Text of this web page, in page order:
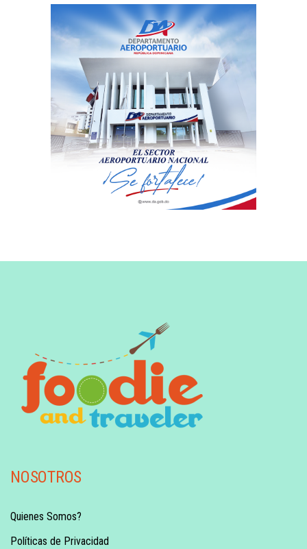
NOSOTROS
Quienes Somos?
Políticas de Privacidad